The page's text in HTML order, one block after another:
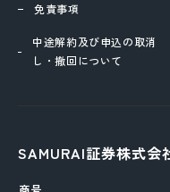
免責事項
中途解約及び申込の取消
し・撤回について
SAMURAI証券株式会
商号